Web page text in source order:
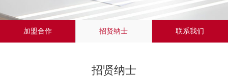
加盟合作 招贤纳士 联系我们
招贤纳士